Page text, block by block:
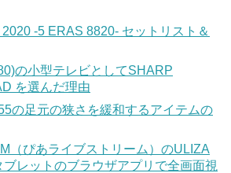
2020 -5 ERAS 8820- セットリスト＆
の小型テレビとしてSHARP
を選んだ理由
の足元の狭さを緩和するアイテムの
（ぴあライブストリーム）のULIZA
レットのブラウザアプリで全画面視